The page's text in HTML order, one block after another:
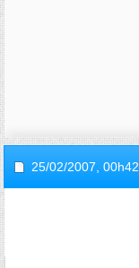
25/02/2007, 00h42